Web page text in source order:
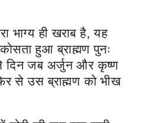
भाग्य ही खराब है, यह
हुआ ब्राह्मण पुनः
दिन जब अर्जुन और कृष्ण
से उस ब्राह्मण को भीख